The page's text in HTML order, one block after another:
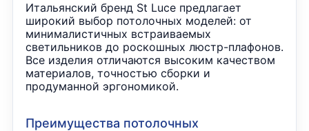
Итальянский бренд St Luce предлагает
широкий выбор потолочных моделей: от
минималистичных встраиваемых
светильников до роскошных люстр-плафонов.
Все изделия отличаются высоким качеством
материалов, точностью сборки и
продуманной эргономикой.
Преимущества потолочных